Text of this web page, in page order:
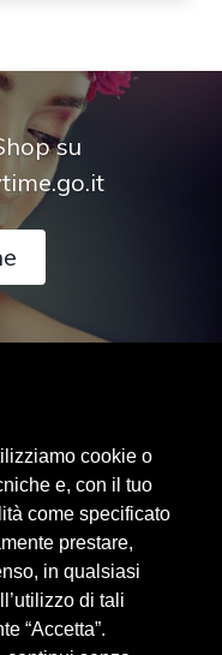
cookie o
e, con il tuo
come specificato
prestare,
in qualsiasi
di tali
“Accetta”.
su